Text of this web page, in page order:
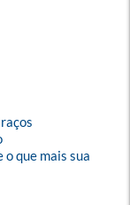
que mais sua